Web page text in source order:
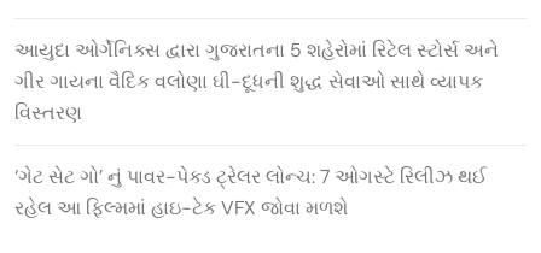
આયુદા ઓર્ગેનિક્સ દ્વારા ગુજરાતના 5 શહેરોમાં રિટેલ સ્ટોર્સ અને
ગીર ગાયના વૈદિક વલોણા ઘી-દૂધની શુદ્ધ સેવાઓ સાથે વ્યાપક
વિસ્તરણ
‘ગેટ સેટ ગો’ નું પાવર-પેક્ડ ટ્રેલર લોન્ચ: 7 ઓગસ્ટે રિલીઝ થઈ
રહેલ આ ફિલ્મમાં હાઇ-ટેક VFX જોવા મળશે